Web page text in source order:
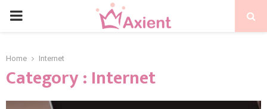
Home Internet
Category : Internet